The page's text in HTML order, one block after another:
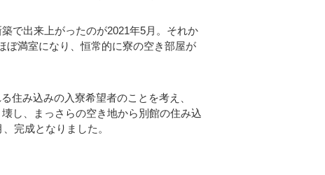
で出来上がったのが2021年5月。それか
ぼ満室になり、恒常的に寮の空き部屋が
住み込みの入寮希望者のことを考え、
し、まっさらの空き地から別館の住み込
完成となりました。